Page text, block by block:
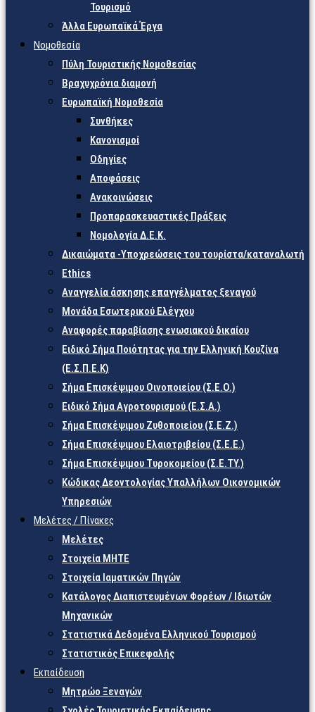
Τουρισμό
Άλλα Ευρωπαϊκά Έργα
Νομοθεσία
Πύλη Τουριστικής Νομοθεσίας
Βραχυχρόνια διαμονή
Ευρωπαϊκή Νομοθεσία
Συνθήκες
Κανονισμοί
Οδηγίες
Αποφάσεις
Ανακοινώσεις
Προπαρασκευαστικές Πράξεις
Νομολογία Δ.Ε.Κ.
Δικαιώματα -Υποχρεώσεις του τουρίστα/καταναλωτή
Ethics
Αναγγελία άσκησης επαγγέλματος ξεναγού
Μονάδα Εσωτερικού Ελέγχου
Αναφορές παραβίασης ενωσιακού δικαίου
Ειδικό Σήμα Ποιότητας για την Ελληνική Κουζίνα
(Ε.Σ.Π.Ε.Κ)
Σήμα Επισκέψιμου Οινοποιείου (Σ.Ε.Ο.)
Ειδικό Σήμα Αγροτουρισμού (Ε.Σ.Α.)
Σήμα Επισκέψιμου Ζυθοποιείου (Σ.Ε.Ζ.)
Σήμα Επισκέψιμου Ελαιοτριβείου (Σ.Ε.Ε.)
Σήμα Επισκέψιμου Τυροκομείου (Σ.Ε.TY.)
Κώδικας Δεοντολογίας Υπαλλήλων Οικονομικών
Υπηρεσιών
Μελέτες / Πίνακες
Μελέτες
Στοιχεία ΜΗΤΕ
Στοιχεία Ιαματικών Πηγών
Κατάλογος Διαπιστευμένων Φορέων / Ιδιωτών
Μηχανικών
Στατιστικά Δεδομένα Ελληνικού Τουρισμού
Στατιστικός Επικεφαλής
Εκπαίδευση
Μητρώο Ξεναγών